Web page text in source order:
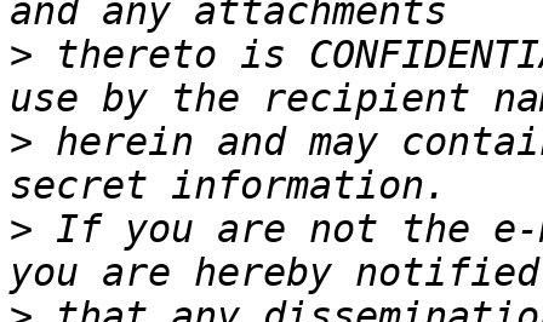
> thereto is
> herein and may
> If you are not the